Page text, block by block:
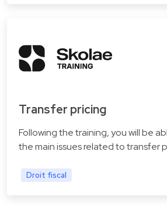
Transfer pricing
Following the training, you will be
the main issues related to transfer
Droit fiscal